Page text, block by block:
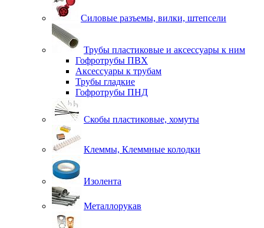
Силовые разъемы, вилки, штепсели
Трубы пластиковые и аксессуары к ним
Гофротрубы ПВХ
Аксессуары к трубам
Трубы гладкие
Гофротрубы ПНД
Скобы пластиковые, хомуты
Клеммы, Клеммные колодки
Изолента
Металлорукав